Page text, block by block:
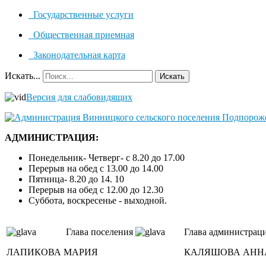
Государственные услуги
Общественная приемная
Законодательная карта
Искать... Искать
Версия для слабовидящих
АДМИНИСТРАЦИЯ:
Понедельник- Четверг- с 8.20 до 17.00
Перерыв на обед с 13.00 до 14.00
Пятница- 8.20 до 14. 10
Перерыв на обед с 12.00 до 12.30
Суббота, воскресенье - выходной.
Глава поселения
ЛАПИКОВА МАРИЯ
Глава
КАЛЯШОВА